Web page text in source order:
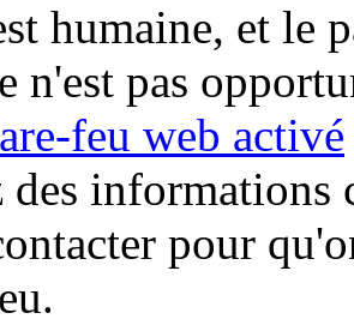
humaine, et le
n'est pas
feu web activé
des informations
pour